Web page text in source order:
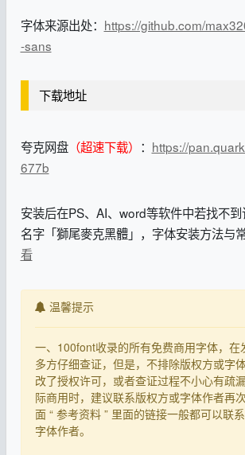
字体来源出处： https://github.com/
-sans
下载地址
夸克网盘（超速下载） ： https://
677b
安装后在PS、AI、word等软件中若找不
名字「獅尾麥克黑體」，字体安装方法与常
看
温馨提示
一、100font收录的所有免费商用字体，在
多方仔细查证，但是，不排除版权方或字
改了授权许可，或者查证过程不小心有疏
际商用时，建议联系版权方或字体作者再
面 “ 参考资料 ” 里面的链接一般都可以联
字体作者。